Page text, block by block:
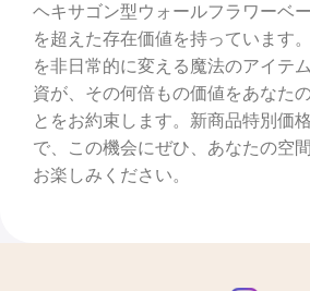
ヘキサゴン型ウォールフラワーベ
を超えた存在価値を持っています
を非日常的に変える魔法のアイテ
資が、その何倍もの価値をあなた
とをお約束します。新商品特別価
で、この機会にぜひ、あなたの空
お楽しみください。